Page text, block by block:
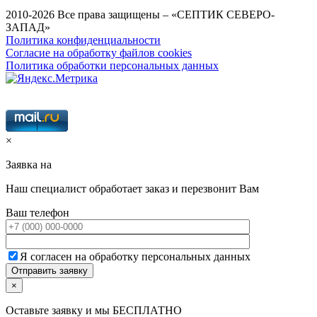
2010-2026 Все права защищены – «СЕПТИК СЕВЕРО-
ЗАПАД»
Политика конфиденциальности
Согласие на обработку файлов cookies
Политика обработки персональных данных
×
Заявка на
Наш специалист обработает заказ и перезвонит Вам
Ваш телефон
Я согласен на обработку персональных данных
×
Оставьте заявку и мы БЕСПЛАТНО